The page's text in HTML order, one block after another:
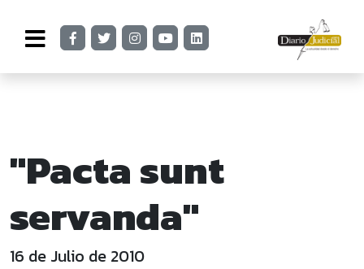
"Pacta sunt
servanda"
16 de Julio de 2010